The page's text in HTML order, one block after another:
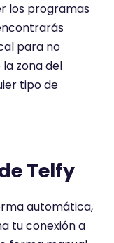
los programas
para no
zona del
tipo de
Telfy
automática,
tu conexión a